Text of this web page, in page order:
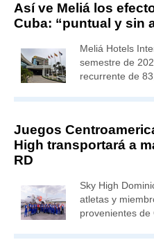
Así ve Meliá los
Cuba: “puntual y sin
Meliá Hotels
semestre de
recurrente de
Juegos
High transportará a
RD
Sky High
atletas y
provenientes